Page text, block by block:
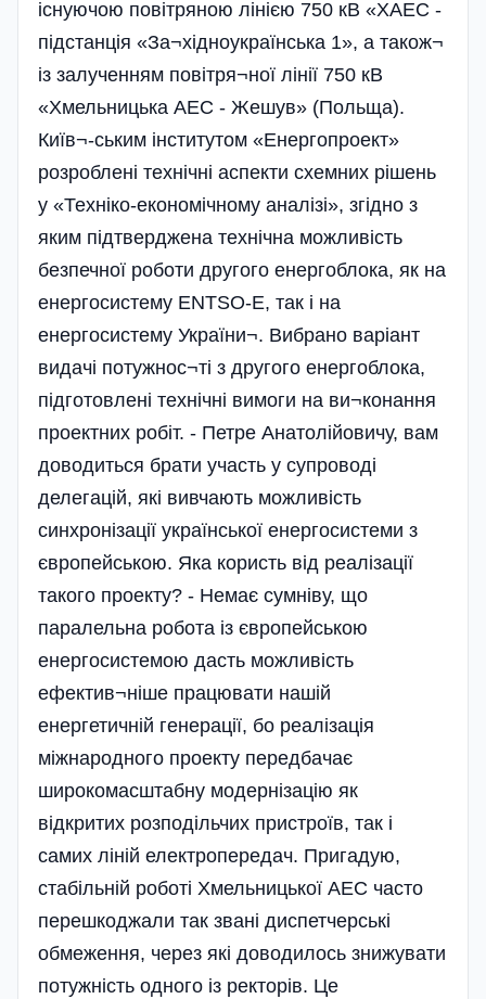
існуючою повітряною лінією 750 кВ «ХАЕС -
підстанція «За¬хідноукраїнська 1», а також¬
із залученням повітря¬ної лінії 750 кВ
«Хмельницька АЕС - Жешув» (Польща).
Київ¬-ським інститутом «Енергопроект»
розроблені технічні аспекти схемних рішень
у «Техніко-економічному аналізі», згідно з
яким підтверджена технічна можливість
безпечної роботи другого енергоблока, як на
енергосистему ENTSO-E, так і на
енергосистему України¬. Вибрано варіант
видачі потужнос¬ті з другого енергоблока,
підготовлені технічні вимоги на ви¬конання
проектних робіт. - Петре Анатолійовичу, вам
доводиться брати участь у супроводі
делегацій, які вивчають можливість
синхронізації української енергосистеми з
європейською. Яка користь від реалізації
такого проекту? - Немає сумніву, що
паралельна робота із європейською
енергосистемою дасть можливість
ефектив¬ніше працювати нашій
енергетичній генерації, бо реалізація
міжнародного проекту передбачає
широкомасштабну модернізацію як
відкритих розподільчих пристроїв, так і
самих ліній електропередач. Пригадую,
стабільній роботі Хмельницької АЕС часто
перешкоджали так звані диспетчерські
обмеження, через які доводилось знижувати
потужність одного із ректорів. Це